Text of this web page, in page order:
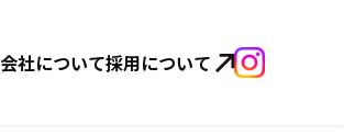
会社について採用について